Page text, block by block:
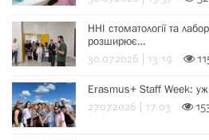
ННІ стоматології та
розширює…
30.07.2026 | 13:19
Erasmus+ Staff Week:
27.07.2026 | 17:03